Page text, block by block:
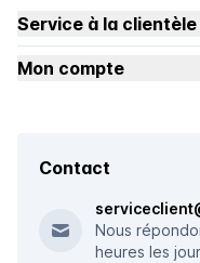
Service à la clientèle
Mon compte
Contact
Nous
heures les